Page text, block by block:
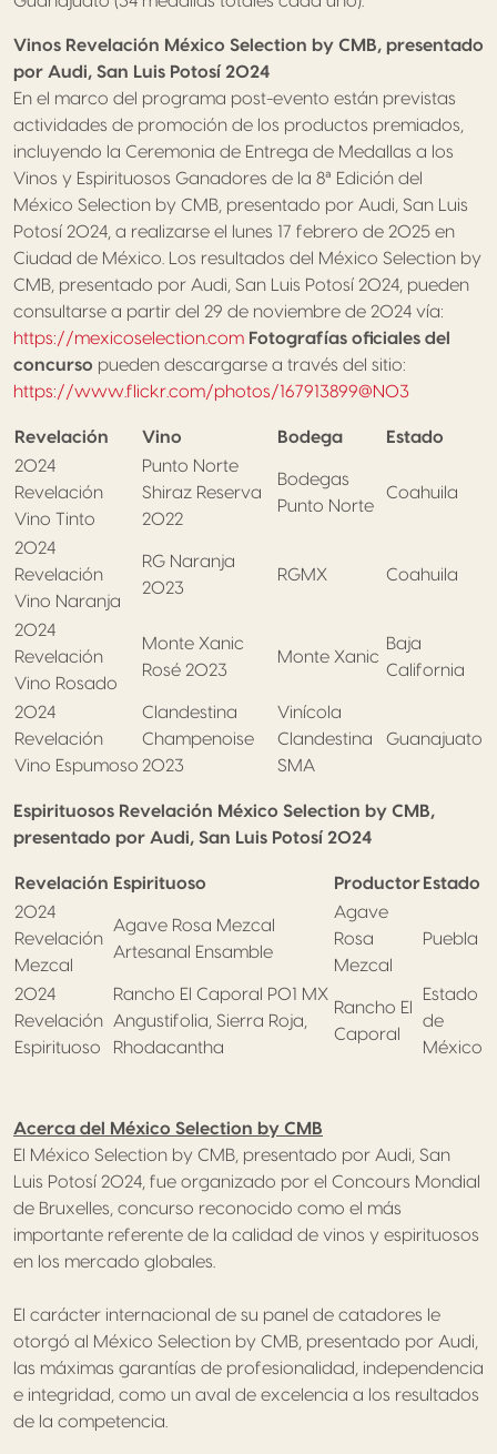
Vinos Revelación México Selection by CMB, presentado
por Audi, San Luis Potosí 2024
En el marco del programa post-evento están previstas
actividades de promoción de los productos premiados,
incluyendo la Ceremonia de Entrega de Medallas a los
Vinos y Espirituosos Ganadores de la 8ª Edición del
México Selection by CMB, presentado por Audi, San Luis
Potosí 2024, a realizarse el lunes 17 febrero de 2025 en
Ciudad de México. Los resultados del México Selection by
CMB, presentado por Audi, San Luis Potosí 2024, pueden
consultarse a partir del 29 de noviembre de 2024 vía:
https://mexicoselection.com Fotografías oficiales del
concurso pueden descargarse a través del sitio:
https://www.flickr.com/photos/167913899@N03
Revelación Vino Bodega
Estado
2024
Revelación
Vino Tinto
Punto Norte
Shiraz Reserva
2022
Bodegas
Punto Norte
Coahuila
2024
Revelación
Vino Naranja
RG Naranja
2023
RGMX Coahuila
2024
Revelación
Vino Rosado
Monte Xanic
Rosé 2023
Monte Xanic
Baja
California
2024
Revelación
Vino Espumoso
Clandestina
Champenoise
2023
Vinícola
Clandestina
SMA
Guanajuato
Espirituosos Revelación México Selection by CMB,
presentado por Audi, San Luis Potosí 2024
Revelación Espirituoso Productor Estado
2024
Revelación
Mezcal
Agave Rosa Mezcal
Artesanal Ensamble
Agave
Rosa
Mezcal
Puebla
2024
Revelación
Espirituoso
Rancho El Caporal P01 MX
Angustifolia, Sierra Roja,
Rhodacantha
Rancho El
Caporal
Estado
de
México
Acerca del México Selection by CMB
El México Selection by CMB, presentado por Audi, San
Luis Potosí 2024, fue organizado por el Concours Mondial
de Bruxelles, concurso reconocido como el más
importante referente de la calidad de vinos y espirituosos
en los mercado globales.
El carácter internacional de su panel de catadores le
otorgó al México Selection by CMB, presentado por Audi,
las máximas garantías de profesionalidad, independencia
e integridad, como un aval de excelencia a los resultados
de la competencia.